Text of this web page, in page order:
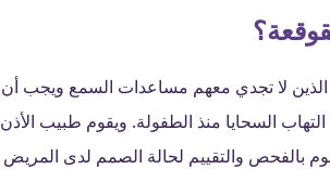
لا تجدي معهم مساعدات السمع ويجب أن
السحايا منذ الطفولة. ويقوم طبيب
بالفحص والتقييم لحالة الصمم لدى